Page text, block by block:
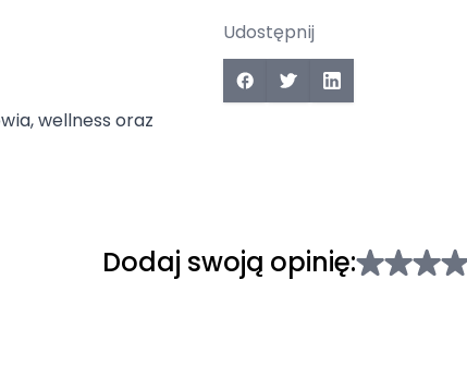
wellness oraz
Udostępnij
Dodaj swoją opinię: